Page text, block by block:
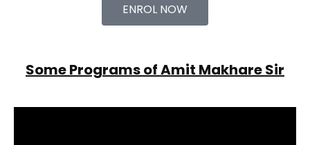
ENROL NOW
Some Programs of Amit Makhare Sir